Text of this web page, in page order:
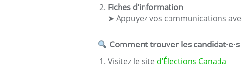
Fiches d’information
➤ Appuyez vos communications
Comment trouver les
Visitez le site d’Élections Canada